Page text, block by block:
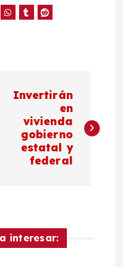
Invertirán
en
vivienda
gobierno
estatal y
federal
interesar: